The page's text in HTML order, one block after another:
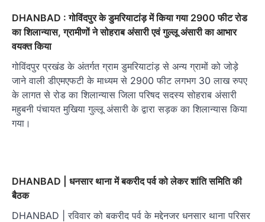
DHANBAD : गोविंदपुर के डुमरियाटांड़ में किया गया 2900 फीट रोड
का शिलान्यास, ग्रामीणों ने सोहराब अंसारी एवं गुल्लू अंसारी का आभार
वयक्त किया
गोविंदपुर प्रखंड के अंतर्गत ग्राम डुमरियाटांड़ से अन्य ग्रामों को जोड़े
जाने वाली डीएमएफटी के माध्यम से 2900 फीट लगभग 30 लाख रुपए
के लागत से रोड का शिलान्यास जिला परिषद सदस्य सोहराब अंसारी
महुबनी पंचायत मुखिया गुल्लू अंसारी के द्वारा सड़क का शिलान्यास किया
गया।
DHANBAD | धनसार थाना में बकरीद पर्व को लेकर शांति समिति की
बैठक
DHANBAD | रविवार को बकरीद पर्व के मद्देनजर धनसार थाना परिसर